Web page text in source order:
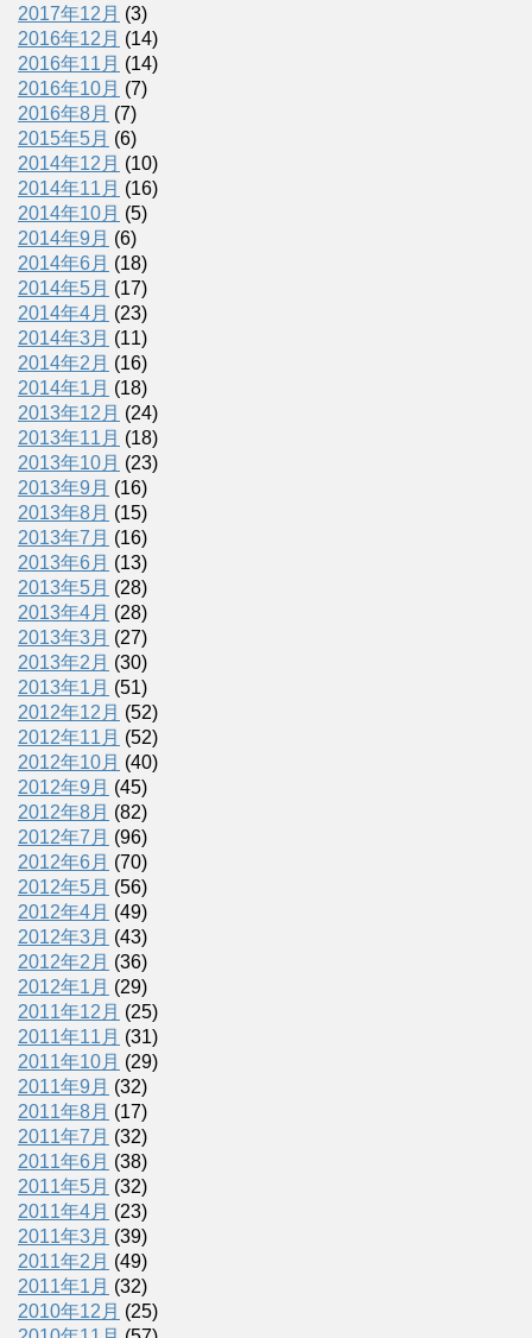
2017年12月 (3)
2016年12月 (14)
2016年11月 (14)
2016年10月 (7)
2016年8月 (7)
2015年5月 (6)
2014年12月 (10)
2014年11月 (16)
2014年10月 (5)
2014年9月 (6)
2014年6月 (18)
2014年5月 (17)
2014年4月 (23)
2014年3月 (11)
2014年2月 (16)
2014年1月 (18)
2013年12月 (24)
2013年11月 (18)
2013年10月 (23)
2013年9月 (16)
2013年8月 (15)
2013年7月 (16)
2013年6月 (13)
2013年5月 (28)
2013年4月 (28)
2013年3月 (27)
2013年2月 (30)
2013年1月 (51)
2012年12月 (52)
2012年11月 (52)
2012年10月 (40)
2012年9月 (45)
2012年8月 (82)
2012年7月 (96)
2012年6月 (70)
2012年5月 (56)
2012年4月 (49)
2012年3月 (43)
2012年2月 (36)
2012年1月 (29)
2011年12月 (25)
2011年11月 (31)
2011年10月 (29)
2011年9月 (32)
2011年8月 (17)
2011年7月 (32)
2011年6月 (38)
2011年5月 (32)
2011年4月 (23)
2011年3月 (39)
2011年2月 (49)
2011年1月 (32)
2010年12月 (25)